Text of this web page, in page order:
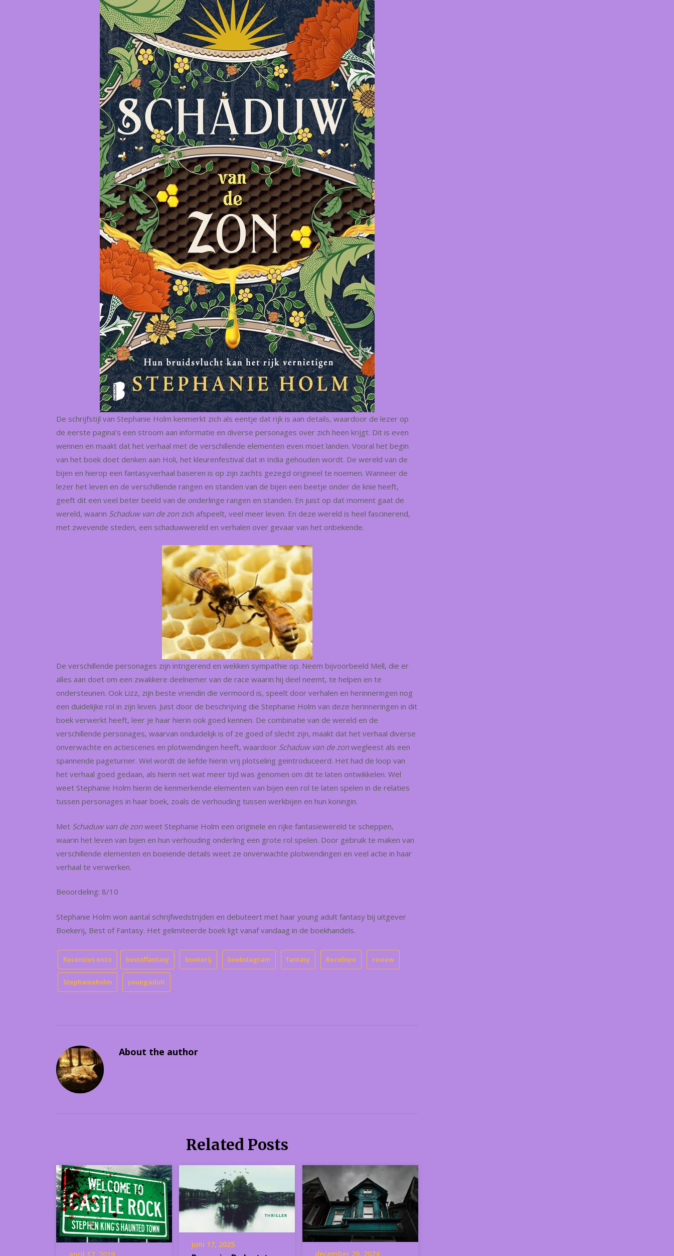
De schrijfstijl van Stephanie Holm kenmerkt zich als eentje dat rijk is aan details, waardoor de lezer op
de eerste pagina’s een stroom aan informatie en diverse personages over zich heen krijgt. Dit is even
wennen en maakt dat het verhaal met de verschillende elementen even moet landen. Vooral het begin
van het boek doet denken aan Holi, het kleurenfestival dat in India gehouden wordt. De wereld van de
bijen en hierop een fantasyverhaal baseren is op zijn zachts gezegd origineel te noemen. Wanneer de
lezer het leven en de verschillende rangen en standen van de bijen een beetje onder de knie heeft,
geeft dit een veel beter beeld van de onderlinge rangen en standen. En juist op dat moment gaat de
wereld, waarin Schaduw van de zon zich afspeelt, veel meer leven. En deze wereld is heel fascinerend,
met zwevende steden, een schaduwwereld en verhalen over gevaar van het onbekende.
De verschillende personages zijn intrigerend en wekken sympathie op. Neem bijvoorbeeld Mell, die er
alles aan doet om een zwakkere deelnemer van de race waarin hij deel neemt, te helpen en te
ondersteunen. Ook Lizz, zijn beste vriendin die vermoord is, speelt door verhalen en herinneringen nog
een duidelijke rol in zijn leven. Juist door de beschrijving die Stephanie Holm van deze herinneringen in dit
boek verwerkt heeft, leer je haar hierin ook goed kennen. De combinatie van de wereld en de
verschillende personages, waarvan onduidelijk is of ze goed of slecht zijn, maakt dat het verhaal diverse
onverwachte en actiescenes en plotwendingen heeft, waardoor Schaduw van de zonwegleest als een
spannende pageturner. Wel wordt de liefde hierin vrij plotseling geintroduceerd. Het had de loop van
het verhaal goed gedaan, als hierin net wat meer tijd was genomen om dit te laten ontwikkelen. Wel
weet Stephanie Holm hierin de kenmerkende elementen van bijen een rol te laten spelen in de relaties
tussen personages in haar boek, zoals de verhouding tussen werkbijen en hun koningin.
Met Schaduw van de zonweet Stephanie Holm een originele en rijke fantasiewereld te scheppen,
waarin het leven van bijen en hun verhouding onderling een grote rol spelen. Door gebruik te maken van
verschillende elementen en boeiende details weet ze onverwachte plotwendingen en veel actie in haar
verhaal te verwerken.
Beoordeling: 8/10
Stephanie Holm won aantal schrijfwedstrijden en debuteert met haar young adult fantasy bij uitgever
Boekerij, Best of Fantasy. Het gelimiteerde boek ligt vanaf vandaag in de boekhandels.
Recensies enzo bestoffantasy boekerij boekstagram fantasy Recebsye review
Stephanieholm youngadult
About the author
Related Posts
juni 17, 2025
december 20, 2024